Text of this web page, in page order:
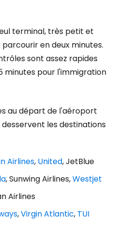
terminal, très petit et
en deux minutes.
sont assez rapides
minutes pour l'immigration
au départ de l'aéroport
les destinations
Airlines, United, JetBlue
, Sunwing Airlines,Westjet
Airlines
,Virgin Atlantic, TUI